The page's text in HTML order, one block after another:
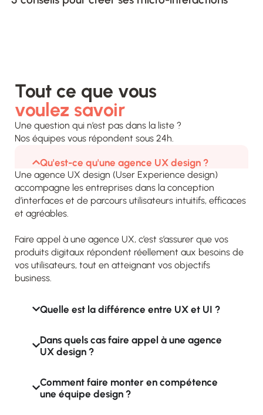
voulez savoir
Une question qui n’est pas dans la liste ?
Nos équipes vous répondent sous 24h.​
Qu'est-ce qu'une agence UX design ?
Une agence UX design (User Experience design)
accompagne les entreprises dans la conception
d’interfaces et de parcours utilisateurs intuitifs, efficaces
et agréables.
Faire appel à une agence UX, c’est s’assurer que vos
produits digitaux répondent réellement aux besoins de
vos utilisateurs, tout en atteignant vos objectifs
business.
Quelle est la différence entre UX et UI ?
Dans quels cas faire appel à une agence
UX design ?
Comment faire monter en compétence
une équipe design ?